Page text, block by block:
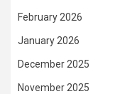
February 2026
January 2026
December 2025
November 2025